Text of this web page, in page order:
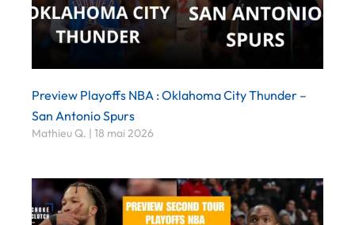
Preview Playoffs NBA : Oklahoma City Thunder –
San Antonio Spurs
Mathieu Q. 18 mai 2026